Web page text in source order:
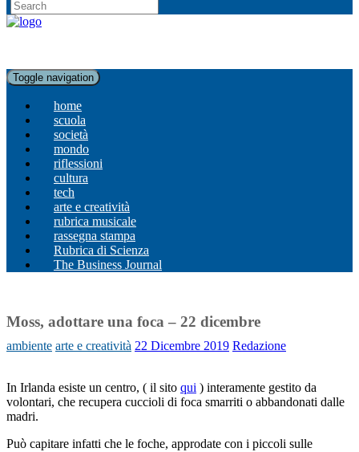
Toggle navigation
home
scuola
società
mondo
riflessioni
cultura
tech
arte e creatività
rubrica musicale
rassegna stampa
Rubrica di Scienza
The Business Journal
Moss, adottare una foca – 22 dicembre
ambiente arte e creatività 22 Dicembre 2019 Redazione
In Irlanda esiste un centro, ( il sito qui ) interamente gestito da
volontari, che recupera cuccioli di foca smarriti o abbandonati dalle
madri.
Può capitare infatti che le foche, approdate con i piccoli sulle